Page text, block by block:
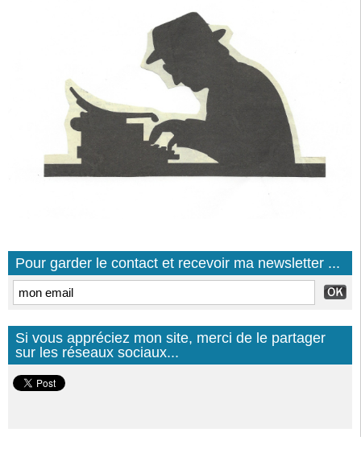
Pour garder le contact et recevoir ma newsletter ...
Si vous appréciez mon site, merci de le partager
sur les réseaux sociaux...